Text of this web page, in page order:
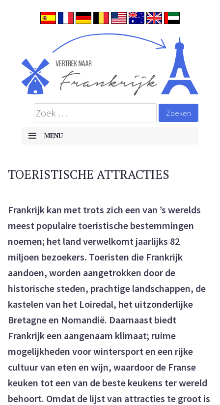
Frankrijk
ALLES OVER EMIGREREN NAAR FRANKRIJK
MENU
TOERISTISCHE ATTRACTIES
Frankrijk kan met trots zich een van ’s werelds
meest populaire toeristische bestemmingen
noemen; het land verwelkomt jaarlijks 82
miljoen bezoekers. Toeristen die Frankrijk
aandoen, worden aangetrokken door de
historische steden, prachtige landschappen, de
kastelen van het Loiredal, het uitzonderlijke
Bretagne en Nomandië. Daarnaast biedt
Frankrijk een aangenaam klimaat; ruime
mogelijkheden voor wintersport en een rijke
cultuur van eten en wijn, waardoor de Franse
keuken tot een van de beste keukens ter wereld
behoort. Omdat de lijst van attracties te groot is